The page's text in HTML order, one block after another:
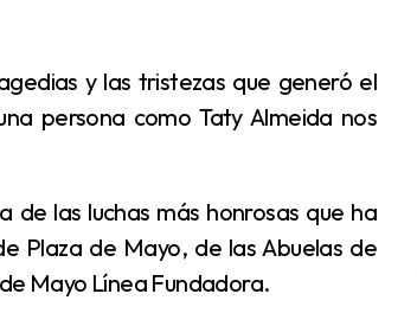
persona como Taty Almeida nos
Plaza de Mayo, de las Abuelas de
Mayo Línea Fundadora.